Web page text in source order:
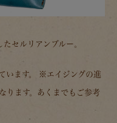
セルリアンブルー。
います。 ※エイジングの進
ります。あくまでもご参考